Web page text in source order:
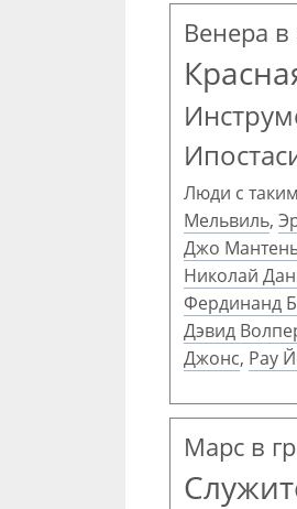
Венера в
Люди с
Мельвиль,
Джо
Николай
Фердинанд
Дэвид
Джонс, Рау
Марс в